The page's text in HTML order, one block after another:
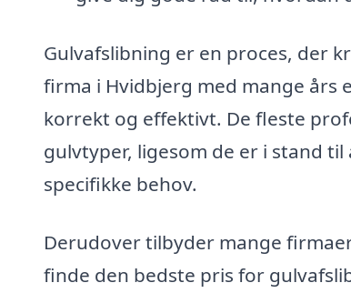
Gulvafslibning er en proces, der
firma i Hvidbjerg med mange
korrekt og effektivt. De fleste
gulvtyper, ligesom de er i stand
specifikke behov.
Derudover tilbyder mange
finde den bedste pris for